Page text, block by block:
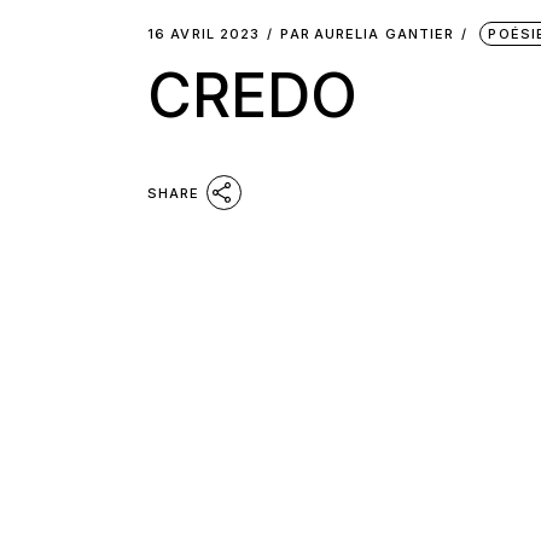
16 AVRIL 2023 PAR AURELIA GANTIER
CREDO
SHARE